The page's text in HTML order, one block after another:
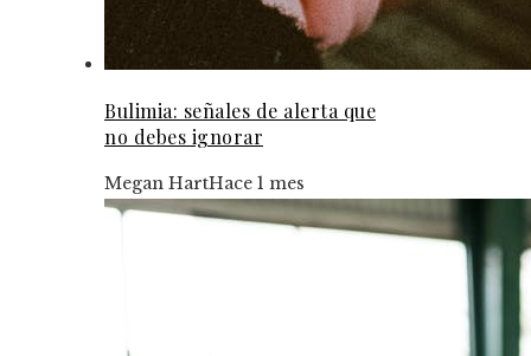
Bulimia: señales de alerta que
no debes ignorar
Megan HartHace 1 mes